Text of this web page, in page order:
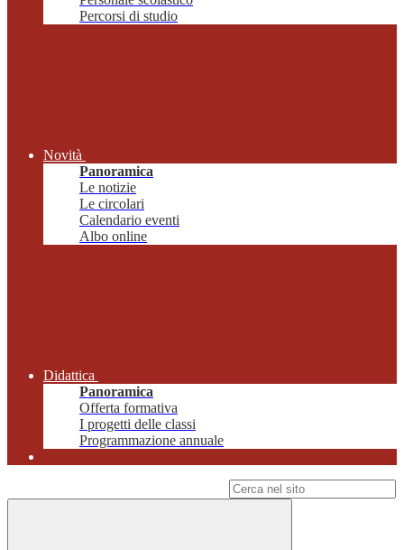
Percorsi di studio
Novità
Panoramica
Le notizie
Le circolari
Calendario eventi
Albo online
Didattica
Panoramica
Offerta formativa
I progetti delle classi
Programmazione annuale